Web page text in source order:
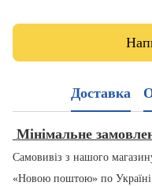
Доставка
Мінімальне
Самовивіз з нашого
«Новою поштою» по